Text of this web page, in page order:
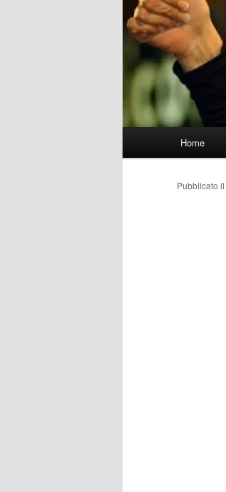
Home
Pubblicato il